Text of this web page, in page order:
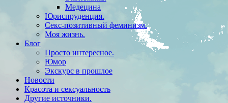
Медецина
Юриспруденция.
Секс-позитивный феминизм.
Моя жизнь.
Блог
Просто интересное.
Юмор
Экскурс в прошлое
Новости
Красота и сексуальность
Другие источники.